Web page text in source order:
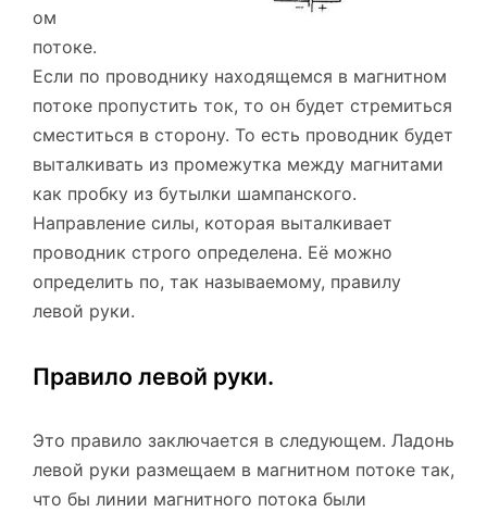
ом
потоке.
Если по проводнику находящемся в магнитном
потоке пропустить ток, то он будет стремиться
сместиться в сторону. То есть проводник будет
выталкивать из промежутка между магнитами
как пробку из бутылки шампанского.
Направление силы, которая выталкивает
проводник строго определена. Её можно
определить по, так называемому, правилу
левой руки.
Правило левой руки.
Это правило заключается в следующем. Ладонь
левой руки размещаем в магнитном потоке так,
что бы линии магнитного потока были